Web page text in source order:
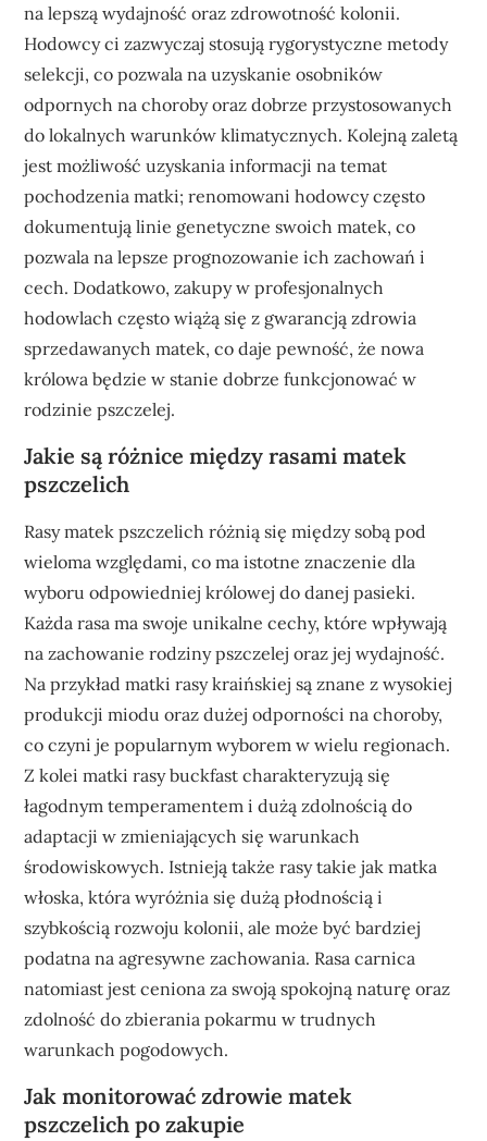
na lepszą wydajność oraz zdrowotność kolonii.
Hodowcy ci zazwyczaj stosują rygorystyczne metody
selekcji, co pozwala na uzyskanie osobników
odpornych na choroby oraz dobrze przystosowanych
do lokalnych warunków klimatycznych. Kolejną zaletą
jest możliwość uzyskania informacji na temat
pochodzenia matki; renomowani hodowcy często
dokumentują linie genetyczne swoich matek, co
pozwala na lepsze prognozowanie ich zachowań i
cech. Dodatkowo, zakupy w profesjonalnych
hodowlach często wiążą się z gwarancją zdrowia
sprzedawanych matek, co daje pewność, że nowa
królowa będzie w stanie dobrze funkcjonować w
rodzinie pszczelej.
Jakie są różnice między rasami matek
pszczelich
Rasy matek pszczelich różnią się między sobą pod
wieloma względami, co ma istotne znaczenie dla
wyboru odpowiedniej królowej do danej pasieki.
Każda rasa ma swoje unikalne cechy, które wpływają
na zachowanie rodziny pszczelej oraz jej wydajność.
Na przykład matki rasy kraińskiej są znane z wysokiej
produkcji miodu oraz dużej odporności na choroby,
co czyni je popularnym wyborem w wielu regionach.
Z kolei matki rasy buckfast charakteryzują się
łagodnym temperamentem i dużą zdolnością do
adaptacji w zmieniających się warunkach
środowiskowych. Istnieją także rasy takie jak matka
włoska, która wyróżnia się dużą płodnością i
szybkością rozwoju kolonii, ale może być bardziej
podatna na agresywne zachowania. Rasa carnica
natomiast jest ceniona za swoją spokojną naturę oraz
zdolność do zbierania pokarmu w trudnych
warunkach pogodowych.
Jak monitorować zdrowie matek
pszczelich po zakupie